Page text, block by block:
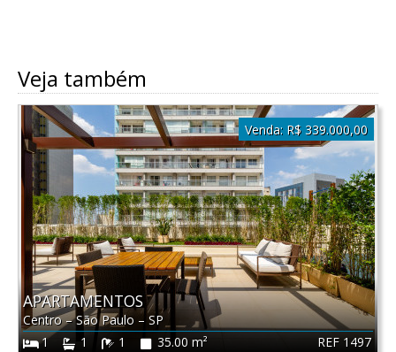
Veja também
REF 1497
APARTAMENTOS
Centro–São Paulo – SP
1
1 1 35.00 m²
Venda: R$ 339.000,00